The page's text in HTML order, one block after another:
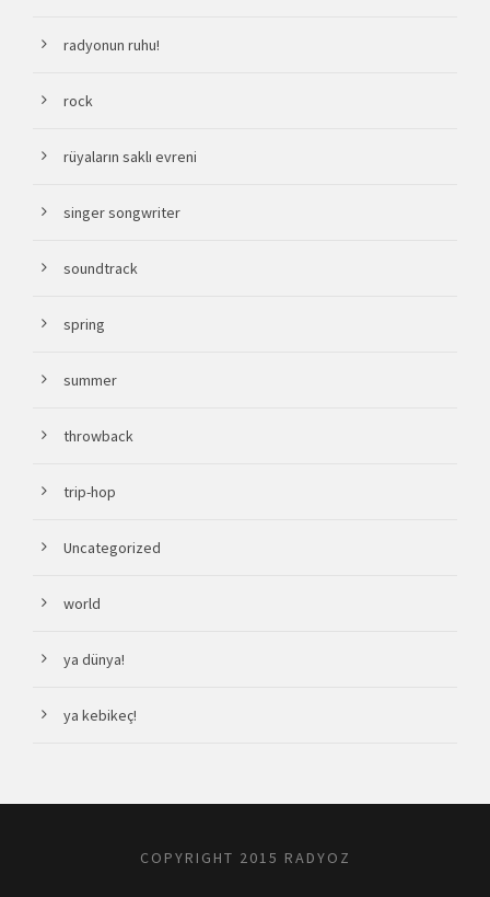
radyonun ruhu!
rock
rüyaların saklı evreni
singer songwriter
soundtrack
spring
summer
throwback
trip-hop
Uncategorized
world
ya dünya!
ya kebikeç!
COPYRIGHT 2015 RADYOZ